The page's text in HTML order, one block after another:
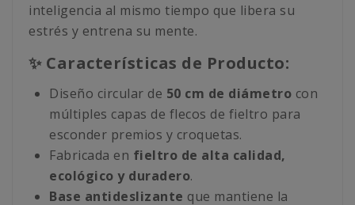
inteligencia al mismo tiempo que libera su
estrés y entrena su mente.
✨ Características de Producto:
Diseño circular de 50 cm de diámetro con
múltiples capas de flecos de fieltro para
esconder premios y croquetas.
Fabricada en fieltro de alta calidad,
ecológico y duradero.
Base antideslizante que mantiene la